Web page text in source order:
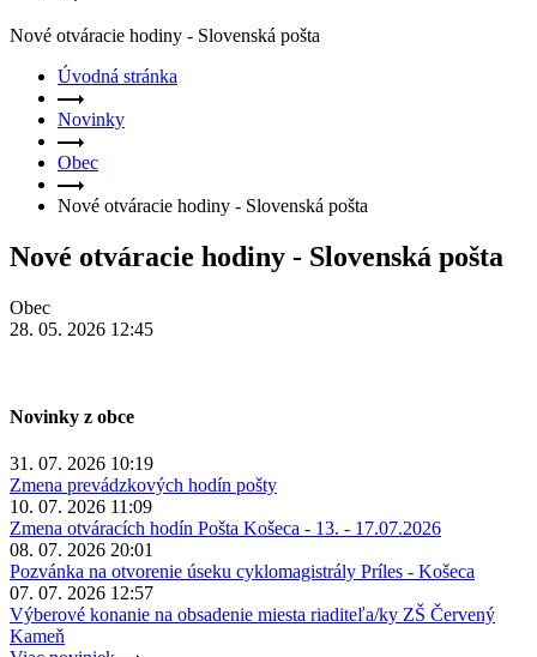
Nové otváracie hodiny - Slovenská pošta
Úvodná stránka
Novinky
Obec
Nové otváracie hodiny - Slovenská pošta
Nové otváracie hodiny - Slovenská pošta
Obec
28. 05. 2026 12:45
Novinky z obce
31. 07. 2026 10:19
Zmena prevádzkových hodín pošty
10. 07. 2026 11:09
Zmena otváracích hodín Pošta Košeca - 13. - 17.07.2026
08. 07. 2026 20:01
Pozvánka na otvorenie úseku cyklomagistrály Príles - Košeca
07. 07. 2026 12:57
Výberové konanie na obsadenie miesta riaditeľa/ky ZŠ Červený
Kameň